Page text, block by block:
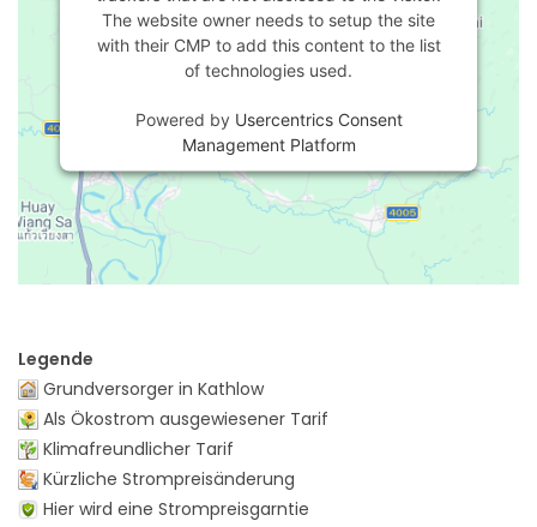
The website owner needs to setup the site
with their CMP to add this content to the list
of technologies used.
Powered by Usercentrics Consent
Management Platform
Legende
Grundversorger in Kathlow
Als Ökostrom ausgewiesener Tarif
Klimafreundlicher Tarif
Kürzliche Strompreisänderung
Hier wird eine Strompreisgarntie